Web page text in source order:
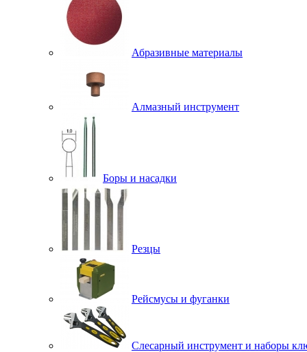
Абразивные материалы
Алмазный инструмент
Боры и насадки
Резцы
Рейсмусы и фуганки
Слесарный инструмент и наборы